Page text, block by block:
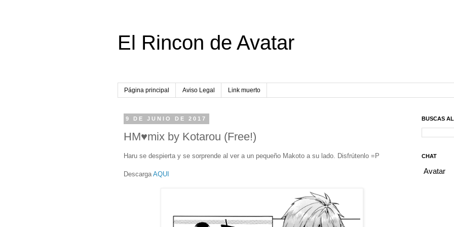
El Rincon de Avatar
Página principal Aviso Legal Link muerto
9 DE JUNIO DE 2017
HM♥mix by Kotarou (Free!)
Haru se despierta y se sorprende al ver a un pequeño Makoto a su lado. Disfrútenlo =P
DescargaAQUI
BUSCAS
CHAT